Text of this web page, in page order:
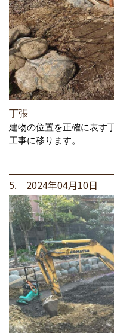
丁張
建物の位置を正確に表す
工事に移ります。
5. 2024年04月10日